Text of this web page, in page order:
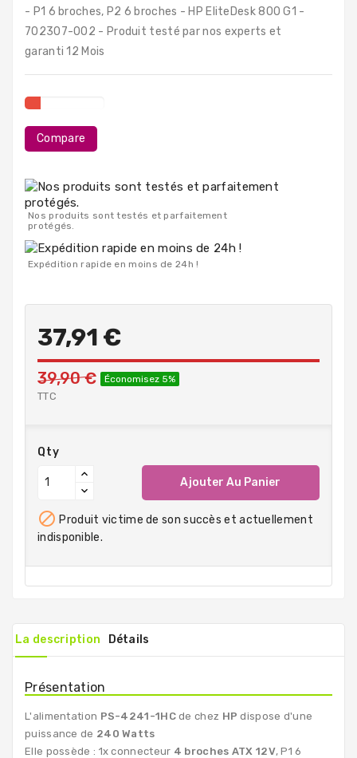
Composants
PC
Destockage
- P1 6 broches, P2 6 broches - HP EliteDesk 800 G1 -
702307-002 - Produit testé par nos experts et
garanti 12 Mois
Compare
Nos produits sont testés et parfaitement
protégés.
Expédition rapide en moins de 24h !
37,91 €
39,90 € Économisez 5%
TTC
Qty
Ajouter Au Panier
 Produit victime de son succès et actuellement
indisponible.
La description Détails
Présentation
L'alimentation PS-4241-1HCde chez HP dispose d'une
puissance de 240 Watts
Elle possède : 1x connecteur 4 broches ATX 12V, P1 6